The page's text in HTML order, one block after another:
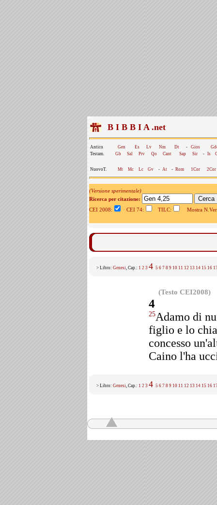
B I B B I A .net
Antico Gen Es Lv Nm Dt - Gios
Testam.
Gb Sal Prv Qo Cant Sap Sir - Is
NuovoT. Mt Mc Lc Gv - At - Rom 1Cor 2Cor
(Versione sperimentale)
Ricerca per citazione:
CEI 2008:
CEI 74: TILC: Mostra
> Libro: Genesi, Cap.: 1 2 3 4 5 6 7 8 9 10 11 12 13 14 15 16
(Testo CEI2008)
4
25Adamo di
figlio e lo
concesso
Caino l'ha
> Libro: Genesi, Cap.: 1 2 3 4 5 6 7 8 9 10 11 12 13 14 15 16